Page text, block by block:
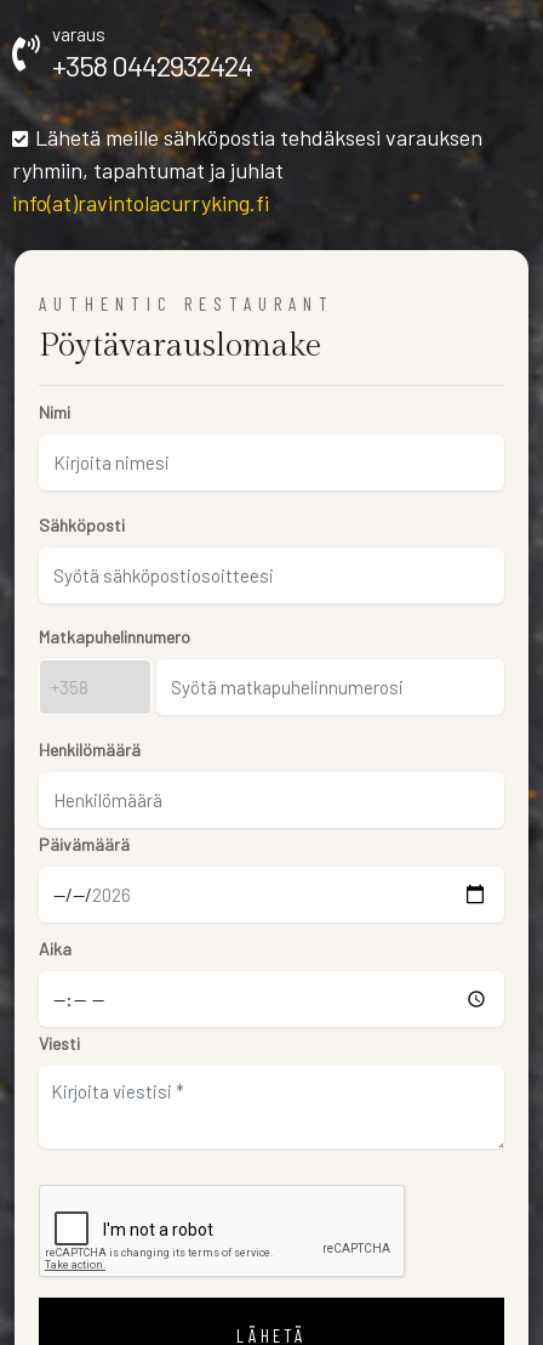
varaus
+358 0442932424
Lähetä meille sähköpostia tehdäksesi varauksen
ryhmiin, tapahtumat ja juhlat
info(at)ravintolacurryking.fi
AUTHENTIC RESTAURANT
Pöytävarauslomake
Nimi
Sähköposti
Matkapuhelinnumero
Henkilömäärä
Päivämäärä
Aika
Viesti
LÄHETÄ